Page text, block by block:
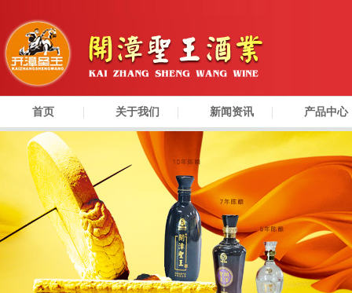
首页 关于我们 新闻资讯 产品中心